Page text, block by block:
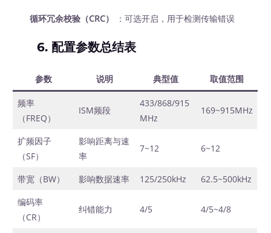
循环冗余校验（CRC） ‍ ：可选开启，用于检测传输错误
6. 配置参数总结表
参数 说明 典型值 取值范围
频率
（FREQ）
ISM频段
433/868/915
MHz
169~915MHz
扩频因子
（SF）
影响距离与速
率
7~12 6~12
带宽（BW） 影响数据速率 125/250kHz
62.5~500kHz
编码率
（CR）
纠错能力 4/5 4/5~4/8